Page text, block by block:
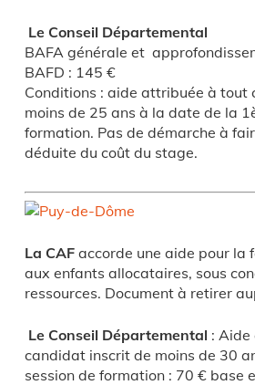
Le Conseil Départemental
BAFA générale et
BAFD : 145 €
Conditions : aide attribuée à tout
moins de 25 ans à la date de la
formation. Pas de démarche à
déduite du coût du stage.
La CAFaccorde une aide pour la
aux enfants allocataires, sous
ressources. Document à retirer
Le Conseil Départemental :
candidat inscrit de moins de 30
session de formation : 70 € base